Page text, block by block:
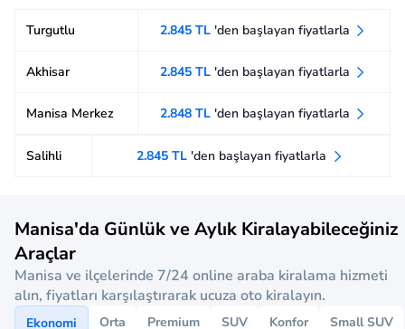
Turgutlu 2.845 TL 'den başlayan fiyatlarla
Akhisar 2.845 TL 'den başlayan fiyatlarla
Manisa Merkez 2.848 TL 'den başlayan fiyatlarla
Salihli 2.845 TL'den başlayan fiyatlarla
Manisa'da Günlük ve Aylık Kiralayabileceğiniz
Araçlar
Manisa ve ilçelerinde 7/24 online araba kiralama hizmeti
alın, fiyatları karşılaştırarak ucuza oto kiralayın.
Ekonomi Orta Premium SUV Konfor Small SUV